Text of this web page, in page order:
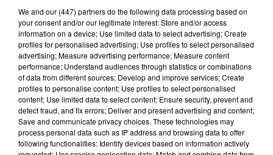
Cher) : La défaite annoncée. Vladimir Poutine, les...
We and our (447) partnersdo the following data processing based on
your consent and/or our legitimate interest: Store and/or access
information on a device; Use limited data to select advertising; Create
profiles for personalised advertising; Use profiles to select personalised
advertising; Measure advertising performance; Measure content
performance; Understand audiences through statistics or combinations
of data from different sources; Develop and improve services; Create
profiles to personalise content; Use profiles to select personalised
content; Use limited data to select content; Ensure security, prevent and
detect fraud, and fix errors; Deliver and present advertising and content;
Save and communicate privacy choices. These technologies may
process personal data such as IP address and browsing data to offer
following functionalities: Identify devices based on information actively